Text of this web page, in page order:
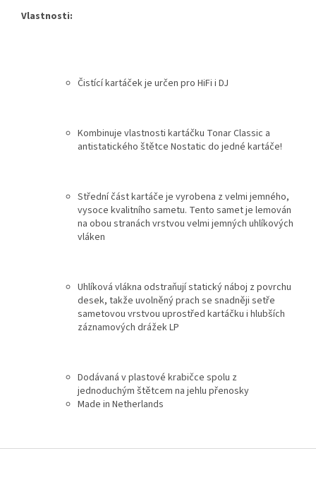
Vlastnosti:
Čistící kartáček je určen pro HiFi i DJ
Kombinuje vlastnosti kartáčku Tonar Classic a
antistatického štětce Nostatic do jedné kartáče!
Střední část kartáče je vyrobena z velmi jemného,
vysoce kvalitního sametu. Tento samet je lemován
na obou stranách vrstvou velmi jemných uhlíkových
vláken
Uhlíková vlákna odstraňují statický náboj z povrchu
desek, takže uvolněný prach se snadněji setře
sametovou vrstvou uprostřed kartáčku i hlubších
záznamových drážek LP
Dodávaná v plastové krabičce spolu z
jednoduchým štětcem na jehlu přenosky
Made in Netherlands